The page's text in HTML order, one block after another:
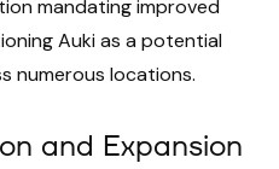
mandating improved
Auki as a potential
numerous locations.
and Expansion